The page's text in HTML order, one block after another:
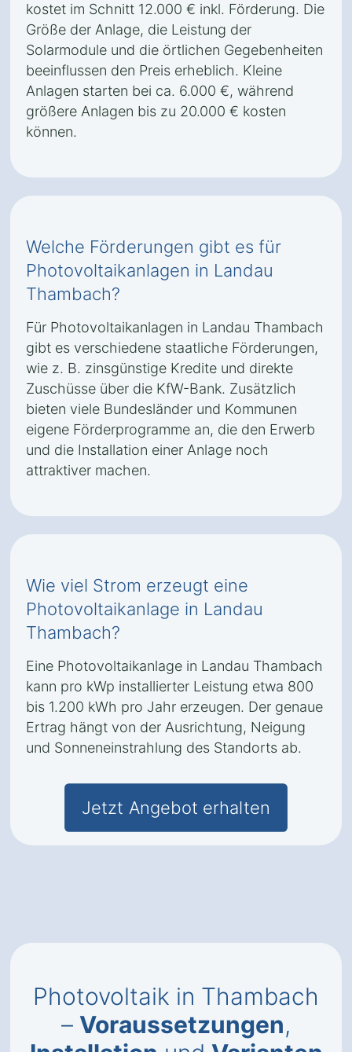
kostet im Schnitt 12.000 € inkl. Förderung. Die
Größe der Anlage, die Leistung der
Solarmodule und die örtlichen Gegebenheiten
beeinflussen den Preis erheblich. Kleine
Anlagen starten bei ca. 6.000 €, während
größere Anlagen bis zu 20.000 € kosten
können.
Welche Förderungen gibt es für
Photovoltaikanlagen in Landau
Thambach?
Für Photovoltaikanlagen in Landau Thambach
gibt es verschiedene staatliche Förderungen,
wie z. B. zinsgünstige Kredite und direkte
Zuschüsse über die KfW-Bank. Zusätzlich
bieten viele Bundesländer und Kommunen
eigene Förderprogramme an, die den Erwerb
und die Installation einer Anlage noch
attraktiver machen.
Wie viel Strom erzeugt eine
Photovoltaikanlage in Landau
Thambach?
Eine Photovoltaikanlage in Landau Thambach
kann pro kWp installierter Leistung etwa 800
bis 1.200 kWh pro Jahr erzeugen. Der genaue
Ertrag hängt von der Ausrichtung, Neigung
und Sonneneinstrahlung des Standorts ab.
Jetzt Angebot erhalten
Photovoltaik in Thambach
– Voraussetzungen,